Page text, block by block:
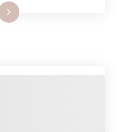
: Mon équipe se divise je ne